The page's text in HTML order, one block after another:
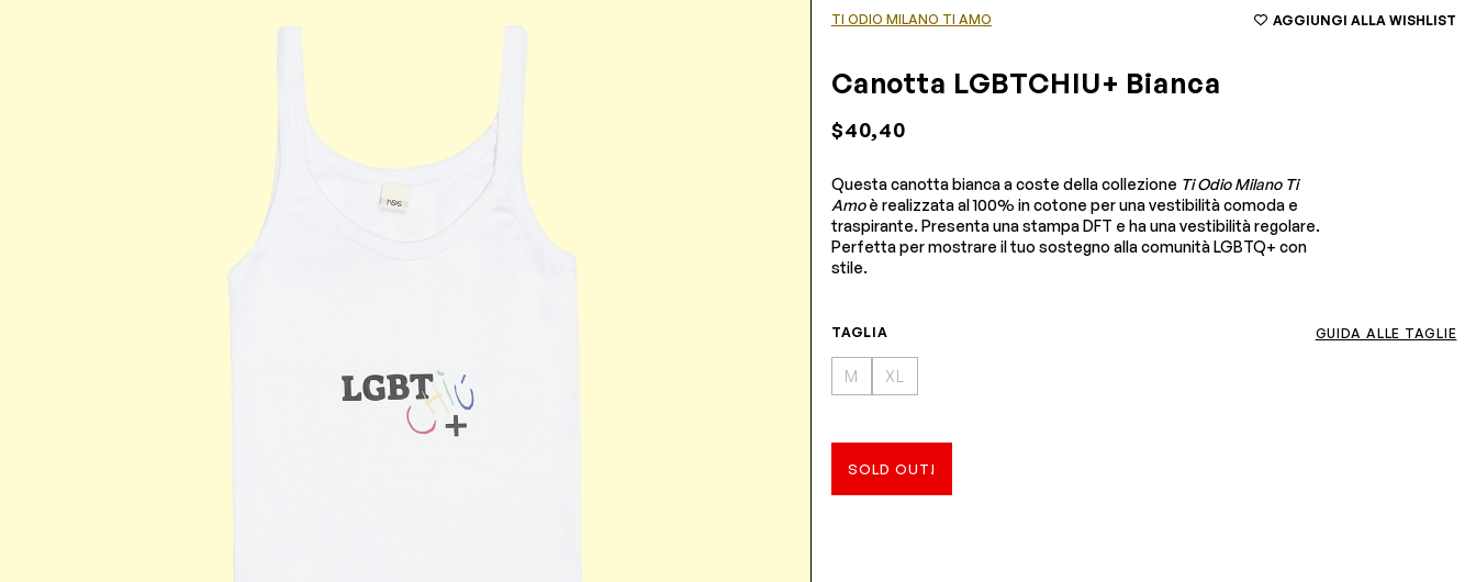
TI ODIO MILANO TI AMO AGGIUNGI ALLA WISHLIST
Canotta LGBTCHIU+ Bianca
$40,40
Questa canotta bianca a coste della collezione Ti Odio Milano Ti
Amoè realizzata al 100% in cotone per una vestibilità comoda e
traspirante. Presenta una stampa DFT e ha una vestibilità regolare.
Perfetta per mostrare il tuo sostegno alla comunità LGBTQ+ con
stile.
TAGLIA GUIDA ALLE TAGLIE
M XL
SOLD OUT!